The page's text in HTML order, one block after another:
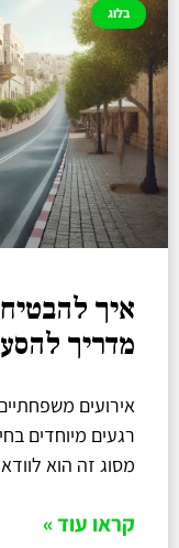
בלוג
איך
מדריך
אירועים
רגעים מיוחדים
מסוג זה הוא
קראו עוד »